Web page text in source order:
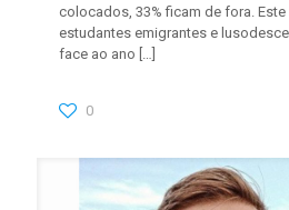
colocados, 33% ficam de fora.
estudantes emigrantes e
face ao ano […]
0